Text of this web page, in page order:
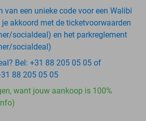
van een unieke code voor een Walibi
akkoord met de ticketvoorwaarden
socialdeal) en het parkreglement
socialdeal)
Bel: +31 88 205 05 05 of
88 205 05 05
want jouw aankoop is 100%